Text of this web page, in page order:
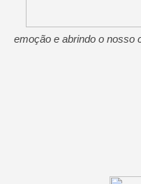
emoção e abrindo o nosso